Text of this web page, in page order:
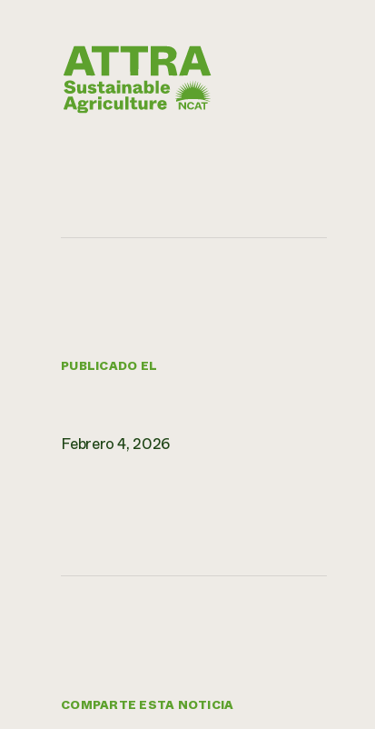
PUBLICADO EL
Febrero 4, 2026
COMPARTE ESTA NOTICIA